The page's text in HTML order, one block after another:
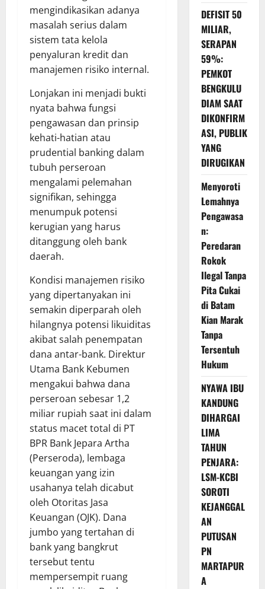
mengindikasikan adanya
masalah serius dalam
sistem tata kelola
penyaluran kredit dan
manajemen risiko internal.
Lonjakan ini menjadi bukti
nyata bahwa fungsi
pengawasan dan prinsip
kehati-hatian atau
prudential banking dalam
tubuh perseroan
mengalami pelemahan
signifikan, sehingga
menumpuk potensi
kerugian yang harus
ditanggung oleh bank
daerah.
Kondisi manajemen risiko
yang dipertanyakan ini
semakin diperparah oleh
hilangnya potensi likuiditas
akibat salah penempatan
dana antar-bank. Direktur
Utama Bank Kebumen
mengakui bahwa dana
perseroan sebesar 1,2
miliar rupiah saat ini dalam
status macet total di PT
BPR Bank Jepara Artha
(Perseroda), lembaga
keuangan yang izin
usahanya telah dicabut
oleh Otoritas Jasa
Keuangan (OJK). Dana
jumbo yang tertahan di
bank yang bangkrut
tersebut tentu
mempersempit ruang
DEFISIT 50
MILIAR,
SERAPAN
59%:
PEMKOT
BENGKULU
DIAM SAAT
DIKONFIRM
ASI, PUBLIK
YANG
DIRUGIKAN
Menyoroti
Lemahnya
Pengawasa
n:
Peredaran
Rokok
Ilegal Tanpa
Pita Cukai
di Batam
Kian Marak
Tanpa
Tersentuh
Hukum
NYAWA IBU
KANDUNG
DIHARGAI
LIMA
TAHUN
PENJARA:
LSM-KCBI
SOROTI
KEJANGGAL
AN
PUTUSAN
PN
MARTAPUR
A